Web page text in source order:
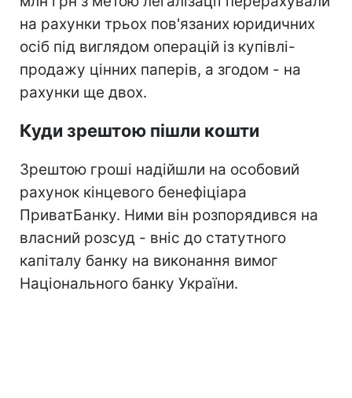
на рахунки трьох пов'язаних юридичних
осіб під виглядом операцій із купівлі-
продажу цінних паперів, а згодом - на
рахунки ще двох.
Куди зрештою пішли кошти
Зрештою гроші надійшли на особовий
рахунок кінцевого бенефіціара
ПриватБанку. Ними він розпорядився на
власний розсуд - вніс до статутного
капіталу банку на виконання вимог
Національного банку України.